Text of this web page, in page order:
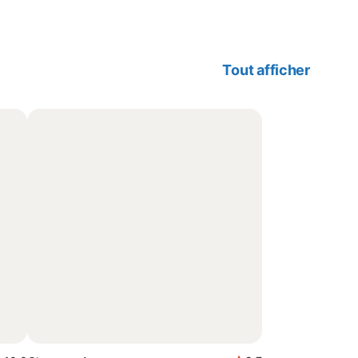
Tout afficher